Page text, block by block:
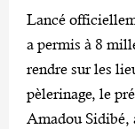
Lancé
a permis à 8
rendre sur les
pèlerinage, le
Amadou Sidibé,